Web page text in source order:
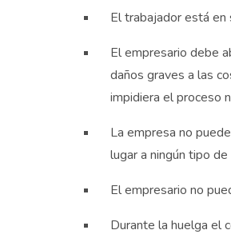
El trabajador está en
El empresario debe
daños graves a las
impidiera el proceso
La empresa no
lugar a ningún tipo de
El empresario no
Durante la huelga el